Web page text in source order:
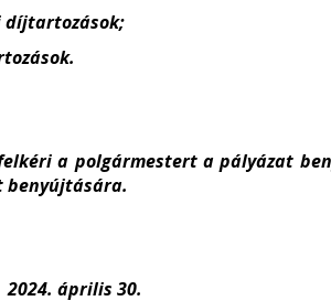
díjtartozások;
a polgármestert a pályázat
benyújtására.
április 30.